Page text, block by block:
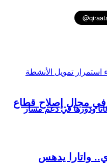
غانا ودورها في دعم مسار
في مجال إصلاح قطاع
واتارا يدهس